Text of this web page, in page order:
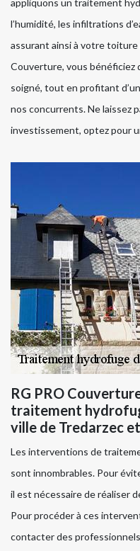
appliquons un traitement
l’humidité, les infiltrations
assurant ainsi à votre toiture
Couverture, vous bénéficiez
soigné, tout en profitant
nos concurrents. Ne laissez
investissement, optez pour
RG PRO
traitement
ville de Tredarzec
Les interventions de
sont innombrables. Pour
il est nécessaire de réaliser
Pour procéder à ces
contacter des